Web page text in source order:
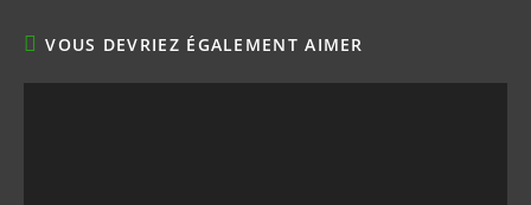
VOUS DEVRIEZ ÉGALEMENT AIMER